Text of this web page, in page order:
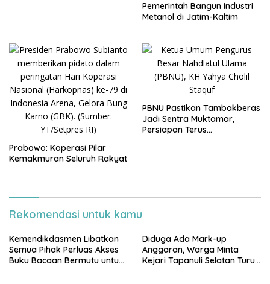
Pemerintah Bangun Industri
Metanol di Jatim-Kaltim
Prabowo: Koperasi Pilar
Kemakmuran Seluruh Rakyat
PBNU Pastikan Tambakberas
Jadi Sentra Muktamar,
Persiapan Terus
Rekomendasi untuk kamu
Kemendikdasmen Libatkan
Semua Pihak Perluas Akses
Buku Bacaan Bermutu untuk
Diduga Ada Mark-up
Anggaran, Warga Minta
Kejari Tapanuli Selatan Turun